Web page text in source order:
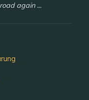
again ...